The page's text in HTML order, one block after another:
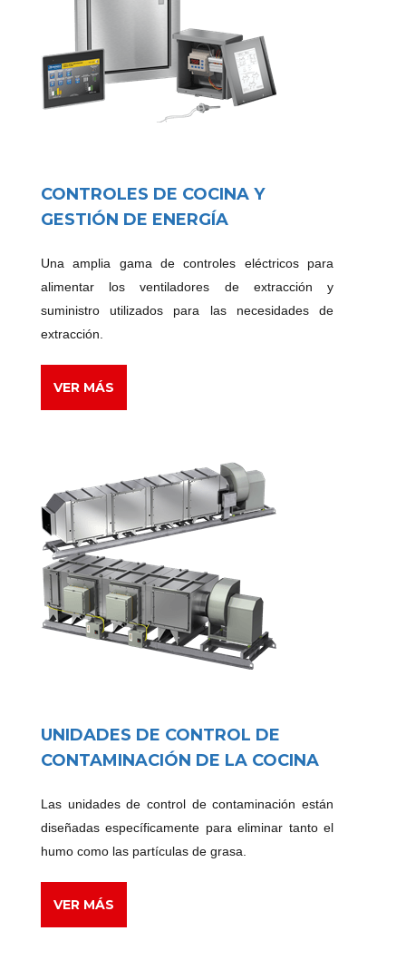
CONTROLES DE COCINA Y
GESTIÓN DE ENERGÍA
Una amplia gama de controles eléctricos para
alimentar los ventiladores de extracción y
suministro utilizados para las necesidades de
extracción.
VER MÁS
UNIDADES DE CONTROL DE
CONTAMINACIÓN DE LA COCINA
Las unidades de control de contaminación están
diseñadas específicamente para eliminar tanto el
humo como las partículas de grasa.
VER MÁS